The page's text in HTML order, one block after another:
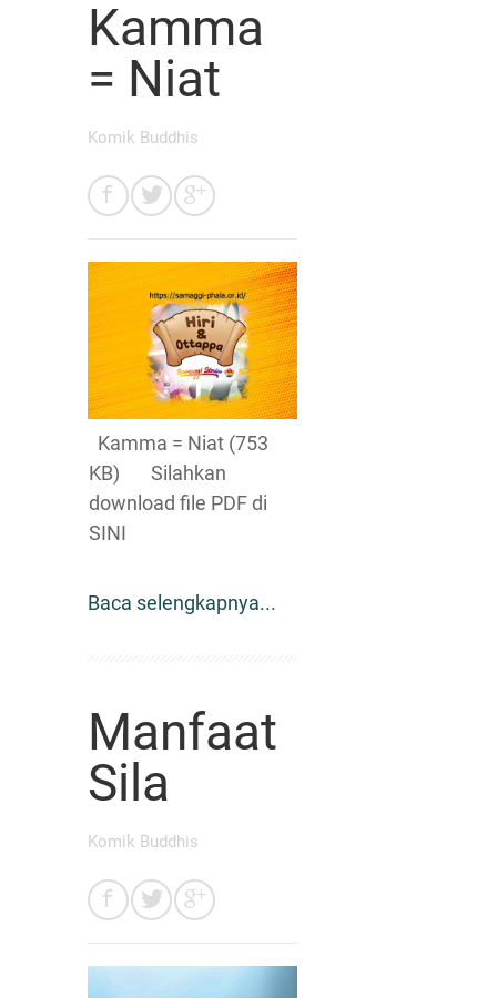
Kamma
= Niat
Komik Buddhis
Kamma = Niat (753
KB) Silahkan
download file PDF di
SINI
Baca selengkapnya...
Manfaat
Sila
Komik Buddhis